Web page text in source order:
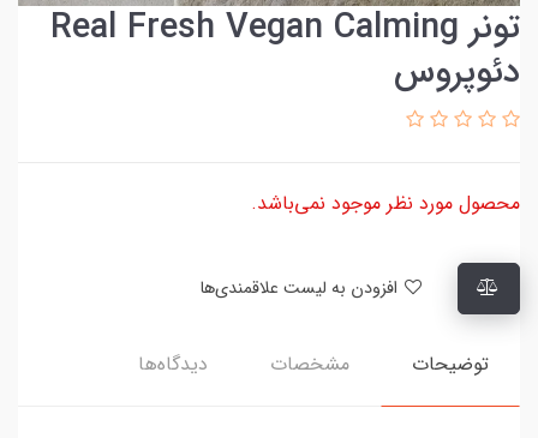
تونر Real Fresh Vegan Calming
دئوپروس
محصول مورد نظر موجود نمی‌باشد.
توضیحات مشخصات دیدگاه‌ها